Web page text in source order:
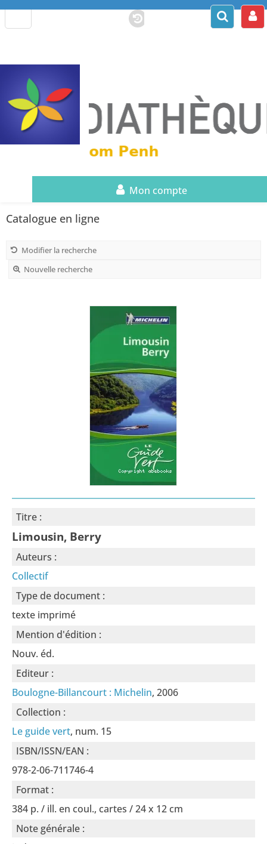
Mon compte
Catalogue en ligne
Modifier la recherche
Nouvelle recherche
Titre :
Limousin, Berry
Auteurs :
Collectif
Type de document :
texte imprimé
Mention d'édition :
Nouv. éd.
Editeur :
Boulogne-Billancourt : Michelin, 2006
Collection :
Le guide vert, num. 15
ISBN/ISSN/EAN :
978-2-06-711746-4
Format :
384 p. / ill. en coul., cartes / 24 x 12 cm
Note générale :